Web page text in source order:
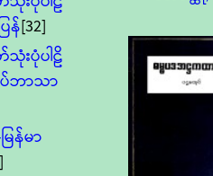
န်[32]
းပုံပါဠိ
ဘာသာ
န်မာ